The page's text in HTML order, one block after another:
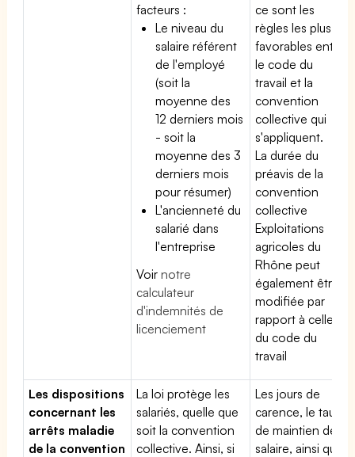
facteurs :
Le niveau du
salaire référent
de l'employé
(soit la
moyenne des
12 derniers mois
- soit la
moyenne des 3
derniers mois
pour résumer)
L'ancienneté du
salarié dans
l'entreprise
Voirnotre
calculateur
d'indemnités de
licenciement
ce sont les
règles les plus
favorables entre
le code du
travail et la
convention
collective qui
s'appliquent.
La durée du
préavis de la
convention
collective
Exploitations
agricoles du
Rhône peut
également être
modifiée par
rapport à celle
du code du
travail
Les dispositions
concernant les
arrêts maladie
de la convention
La loi protège les
salariés, quelle que
soit la convention
collective. Ainsi, si
Les jours de
carence, le taux
de maintien de
salaire, ainsi que